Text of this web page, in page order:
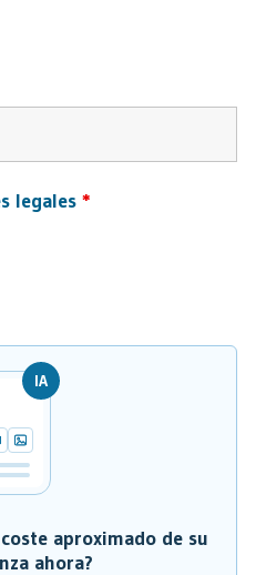
legales *
IA
aproximado de su
ahora?